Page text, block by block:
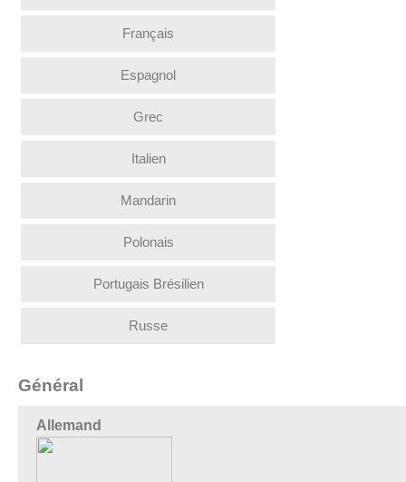
Français
Espagnol
Grec
Italien
Mandarin
Polonais
Portugais Brésilien
Russe
Général
Allemand